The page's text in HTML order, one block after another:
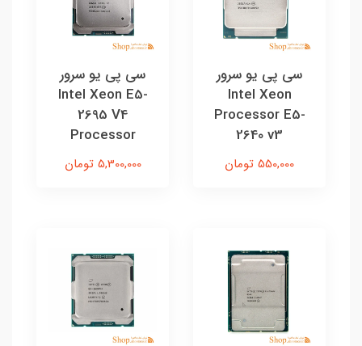
سی پی یو سرور
Intel Xeon
Processor E5-
2640 v3
550,000 تومان
سی پی یو سرور
Intel Xeon E5-
2695 V4
Processor
5,300,000 تومان